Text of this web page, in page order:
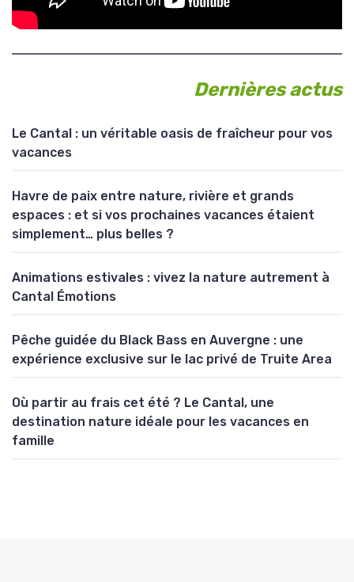
Dernières actus
Le Cantal : un véritable oasis de fraîcheur pour vos
vacances
Havre de paix entre nature, rivière et grands
espaces : et si vos prochaines vacances étaient
simplement… plus belles ?
Animations estivales : vivez la nature autrement à
Cantal Émotions
Pêche guidée du Black Bass en Auvergne : une
expérience exclusive sur le lac privé de Truite Area
Où partir au frais cet été ? Le Cantal, une
destination nature idéale pour les vacances en
famille